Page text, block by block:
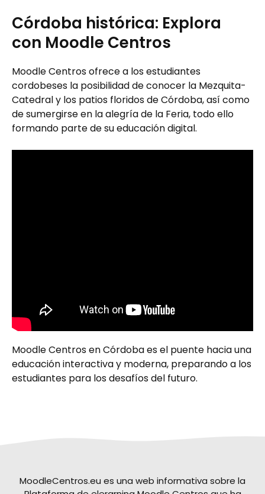
Córdoba histórica: Explora
con Moodle Centros
Moodle Centros ofrece a los estudiantes
cordobeses la posibilidad de conocer la Mezquita-
Catedral y los patios floridos de Córdoba, así como
de sumergirse en la alegría de la Feria, todo ello
formando parte de su educación digital.
Moodle Centros en Córdoba es el puente hacia una
educación interactiva y moderna, preparando a los
estudiantes para los desafíos del futuro.
MoodleCentros.eu es una web informativa sobre la